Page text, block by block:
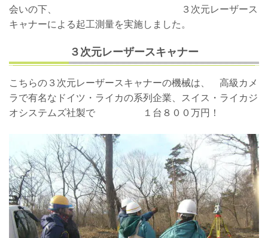
会いの下、 ３次元レーザース
キャナーによる起工測量を実施しました。
３次元レーザースキャナー
こちらの３次元レーザースキャナーの機械は、 高級カメ
ラで有名なドイツ・ライカの系列企業、スイス・ライカジ
オシステムズ社製で １台８００万円！